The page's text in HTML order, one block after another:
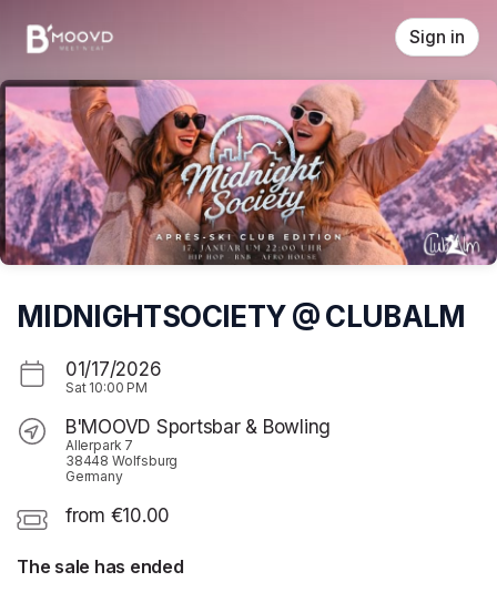
Sign in
MIDNIGHTSOCIETY @ CLUBALM
01/17/2026
Sat 10:00 PM
B'MOOVD Sportsbar & Bowling
Allerpark 7
38448 Wolfsburg
Germany
from €10.00
The sale has ended